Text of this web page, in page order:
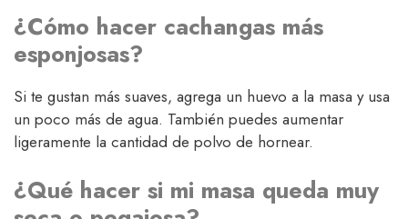
¿Cómo hacer cachangas más
esponjosas?
Si te gustan más suaves, agrega un huevo a la masa y usa
un poco más de agua. También puedes aumentar
ligeramente la cantidad de polvo de hornear.
¿Qué hacer si mi masa queda muy